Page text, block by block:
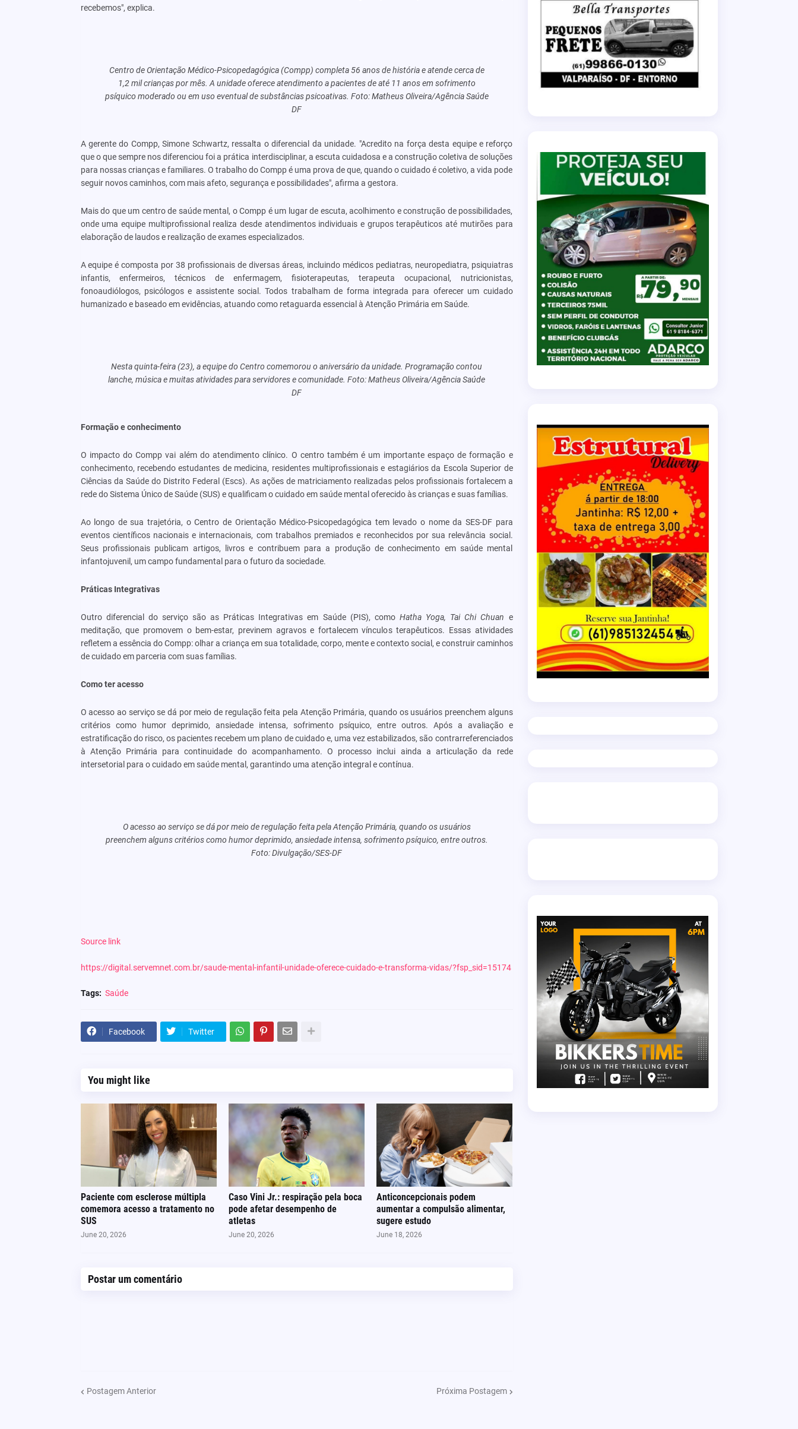
recebemos", explica.
Centro de Orientação Médico-Psicopedagógica (Compp) completa 56 anos de história e atende cerca de
1,2 mil crianças por mês. A unidade oferece atendimento a pacientes de até 11 anos em sofrimento
psíquico moderado ou em uso eventual de substâncias psicoativas. Foto: Matheus Oliveira/Agência Saúde
DF
A gerente do Compp, Simone Schwartz, ressalta o diferencial da unidade. "Acredito na força desta equipe e reforço
que o que sempre nos diferenciou foi a prática interdisciplinar, a escuta cuidadosa e a construção coletiva de soluções
para nossas crianças e familiares. O trabalho do Compp é uma prova de que, quando o cuidado é coletivo, a vida pode
seguir novos caminhos, com mais afeto, segurança e possibilidades", afirma a gestora.
Mais do que um centro de saúde mental, o Compp é um lugar de escuta, acolhimento e construção de possibilidades,
onde uma equipe multiprofissional realiza desde atendimentos individuais e grupos terapêuticos até mutirões para
elaboração de laudos e realização de exames especializados.
A equipe é composta por 38 profissionais de diversas áreas, incluindo médicos pediatras, neuropediatra, psiquiatras
infantis, enfermeiros, técnicos de enfermagem, fisioterapeutas, terapeuta ocupacional, nutricionistas,
fonoaudiólogos, psicólogos e assistente social. Todos trabalham de forma integrada para oferecer um cuidado
humanizado e baseado em evidências, atuando como retaguarda essencial à Atenção Primária em Saúde.
Nesta quinta-feira (23), a equipe do Centro comemorou o aniversário da unidade. Programação contou
lanche, música e muitas atividades para servidores e comunidade. Foto: Matheus Oliveira/Agência Saúde
DF
Formação e conhecimento
O impacto do Compp vai além do atendimento clínico. O centro também é um importante espaço de formação e
conhecimento, recebendo estudantes de medicina, residentes multiprofissionais e estagiários da Escola Superior de
Ciências da Saúde do Distrito Federal (Escs). As ações de matriciamento realizadas pelos profissionais fortalecem a
rede do Sistema Único de Saúde (SUS) e qualificam o cuidado em saúde mental oferecido às crianças e suas famílias.
Ao longo de sua trajetória, o Centro de Orientação Médico-Psicopedagógica tem levado o nome da SES-DF para
eventos científicos nacionais e internacionais, com trabalhos premiados e reconhecidos por sua relevância social.
Seus profissionais publicam artigos, livros e contribuem para a produção de conhecimento em saúde mental
infantojuvenil, um campo fundamental para o futuro da sociedade.
Práticas Integrativas
Outro diferencial do serviço são as Práticas Integrativas em Saúde (PIS), como Hatha Yoga, Tai Chi Chuan e
meditação, que promovem o bem-estar, previnem agravos e fortalecem vínculos terapêuticos. Essas atividades
refletem a essência do Compp: olhar a criança em sua totalidade, corpo, mente e contexto social, e construir caminhos
de cuidado em parceria com suas famílias.
Como ter acesso
O acesso ao serviço se dá por meio de regulação feita pela Atenção Primária, quando os usuários preenchem alguns
critérios como humor deprimido, ansiedade intensa, sofrimento psíquico, entre outros. Após a avaliação e
estratificação do risco, os pacientes recebem um plano de cuidado e, uma vez estabilizados, são contrarreferenciados
à Atenção Primária para continuidade do acompanhamento. O processo inclui ainda a articulação da rede
intersetorial para o cuidado em saúde mental, garantindo uma atenção integral e contínua.
O acesso ao serviço se dá por meio de regulação feita pela Atenção Primária, quando os usuários
preenchem alguns critérios como humor deprimido, ansiedade intensa, sofrimento psíquico, entre outros.
Foto: Divulgação/SES-DF
Source link
https://digital.servemnet.com.br/saude-mental-infantil-unidade-oferece-cuidado-e-transforma-vidas/?fsp_sid=15174
Tags: Saúde
Facebook Twitter
You might like
Paciente com esclerose múltipla
comemora acesso a tratamento no
SUS
June 20, 2026
Caso Vini Jr.: respiração pela boca
pode afetar desempenho de
atletas
June 20, 2026
Anticoncepcionais podem
aumentar a compulsão alimentar,
sugere estudo
June 18, 2026
Postar um comentário
Postagem Anterior Próxima Postagem